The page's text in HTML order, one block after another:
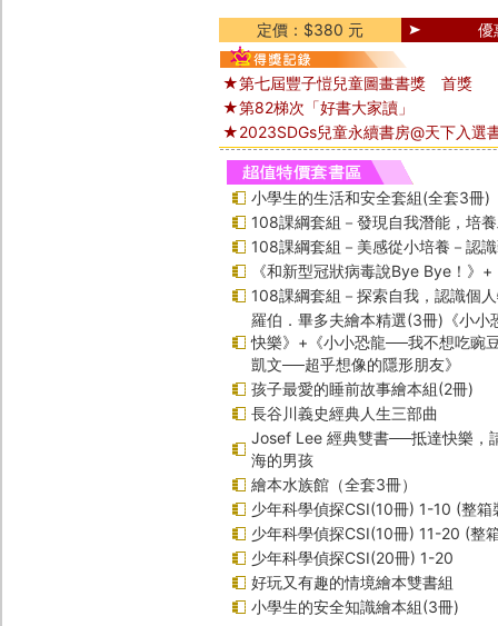
定價：$380 元 優
★第七屆豐子愷兒童圖畫書獎 首獎
★第82梯次「好書大家讀」
★2023SDGs兒童永續書房@天下入選
小學生的生活和安全套組(全套3冊)
108課綱套組－發現自我潛能，培
108課綱套組－美感從小培養－認
《和新型冠狀病毒說Bye Bye！》
108課綱套組－探索自我，認識個
羅伯．畢多夫繪本精選(3冊)《小
快樂》+《小小恐龍──我不想吃豌
凱文──超乎想像的隱形朋友》
孩子最愛的睡前故事繪本組(2冊)
長谷川義史經典人生三部曲
Josef Lee 經典雙書──抵達快樂，
海的男孩
繪本水族館（全套3冊）
少年科學偵探CSI(10冊) 1-10 (整箱
少年科學偵探CSI(10冊) 11-20 (整
少年科學偵探CSI(20冊) 1-20
好玩又有趣的情境繪本雙書組
小學生的安全知識繪本組(3冊)